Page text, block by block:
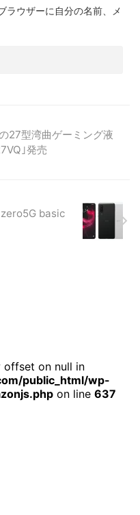
ラウザーに自分の名前、メ
27型湾曲ゲーミング液
｣発売
zero5G basic
offset on null in
public_html/wp-
on line 637